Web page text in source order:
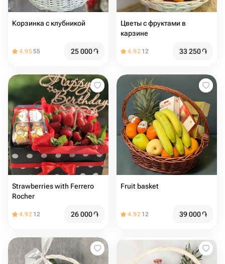
Корзинка с клубникой
4.9555 25 000֏
Цветы с фруктами в
карзине
4.92 12 33 250֏
Strawberries with Ferrero
Rocher
4.92 12 26 000֏
Fruit basket
4.92 12 39 000֏